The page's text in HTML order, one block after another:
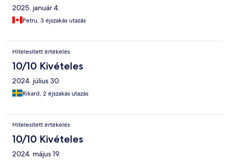
2025. január 4.
Petru, 3 éjszakás utazás
Hitelesített értékelés
10/10 Kivételes
2024. július 30.
Rikard, 2 éjszakás utazás
Hitelesített értékelés
10/10 Kivételes
2024. május 19.